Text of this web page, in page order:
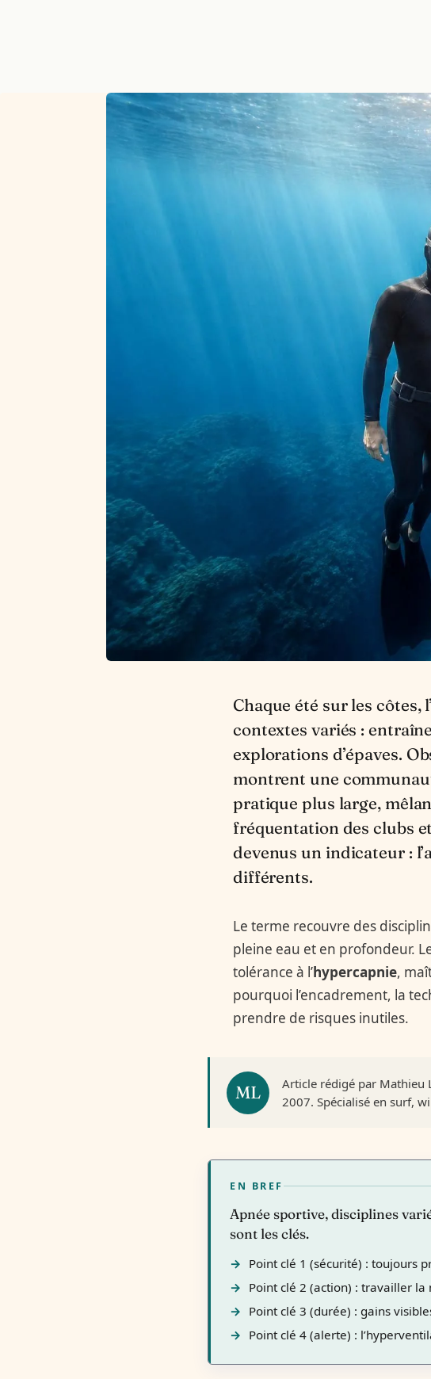
Chaque été sur les côtes,
contextes variés :
explorations d’épaves.
montrent une
pratique plus large,
fréquentation des clubs
devenus un indicateur :
différents.
Le terme recouvre des
pleine eau et en profondeur.
tolérance à l’hypercapnie,
pourquoi l’encadrement, la
prendre de risques inutiles.
Article rédigé par Mathieu
2007. Spécialisé en surf,
EN BREF
Apnée sportive, disciplines
sont les clés.
Point clé 1 (sécurité) : toujours
Point clé 2 (action) : travailler la
Point clé 3 (durée) : gains
Point clé 4 (alerte) :